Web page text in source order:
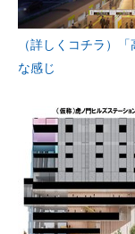
（詳しくコチラ）
な感じ